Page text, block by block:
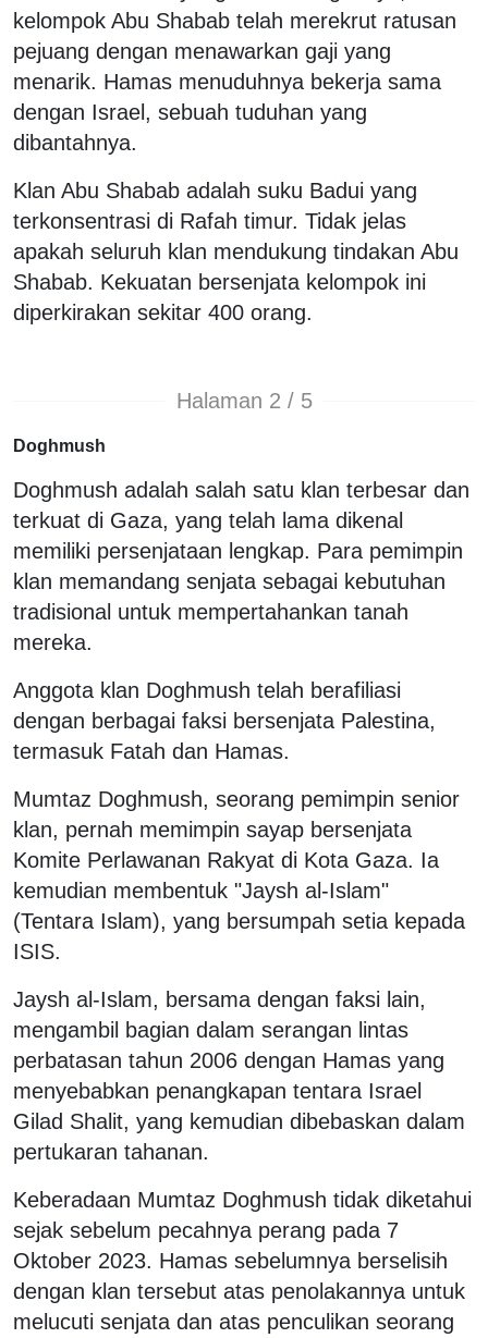
kelompok Abu Shabab telah merekrut ratusan
pejuang dengan menawarkan gaji yang
menarik. Hamas menuduhnya bekerja sama
dengan Israel, sebuah tuduhan yang
dibantahnya.
Klan Abu Shabab adalah suku Badui yang
terkonsentrasi di Rafah timur. Tidak jelas
apakah seluruh klan mendukung tindakan Abu
Shabab. Kekuatan bersenjata kelompok ini
diperkirakan sekitar 400 orang.
Halaman 2 / 5
Doghmush
Doghmush adalah salah satu klan terbesar dan
terkuat di Gaza, yang telah lama dikenal
memiliki persenjataan lengkap. Para pemimpin
klan memandang senjata sebagai kebutuhan
tradisional untuk mempertahankan tanah
mereka.
Anggota klan Doghmush telah berafiliasi
dengan berbagai faksi bersenjata Palestina,
termasuk Fatah dan Hamas.
Mumtaz Doghmush, seorang pemimpin senior
klan, pernah memimpin sayap bersenjata
Komite Perlawanan Rakyat di Kota Gaza. Ia
kemudian membentuk "Jaysh al-Islam"
(Tentara Islam), yang bersumpah setia kepada
ISIS.
Jaysh al-Islam, bersama dengan faksi lain,
mengambil bagian dalam serangan lintas
perbatasan tahun 2006 dengan Hamas yang
menyebabkan penangkapan tentara Israel
Gilad Shalit, yang kemudian dibebaskan dalam
pertukaran tahanan.
Keberadaan Mumtaz Doghmush tidak diketahui
sejak sebelum pecahnya perang pada 7
Oktober 2023. Hamas sebelumnya berselisih
dengan klan tersebut atas penolakannya untuk
melucuti senjata dan atas penculikan seorang